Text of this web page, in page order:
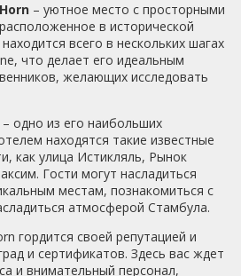
– уютное место с просторными
в исторической
всего в нескольких шагах
что делает его идеальным
желающих исследовать
– одно из его наибольших
находятся такие известные
как улица Истикляль, Рынок
Гости могут насладиться
местам, познакомиться с
атмосферой Стамбула.
гордится своей репутацией и
и сертификатов. Здесь вас ждет
и внимательный персонал,